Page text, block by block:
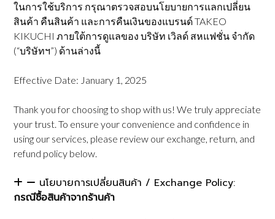
ในการใช้บริการ กรุณาตรวจสอบนโยบายการแลกเปลี่ยน
สินค้า คืนสินค้า และการคืนเงินของแบรนด์ TAKEO
KIKUCHI ภายใต้การดูแลของ บริษัท เวิลด์ สหแฟชั่น จำกัด
(“บริษัทฯ”) ด้านล่างนี้
Effective Date: January 1, 2025
Thank you for choosing to shop with us! We truly appreciate
your trust. To ensure your convenience and confidence in
using our services, please review our exchange, return, and
refund policy below.
นโยบายการเปลี่ยนสินค้า / Exchange Policy:
กรณีซื้อสินค้าจากร้านค้า